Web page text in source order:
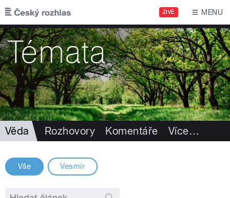
Přejít k hlavnímu obsahu
ŽIVĚ MENU
Věda Rozhovory Komentáře Více…
Vše Vesmír